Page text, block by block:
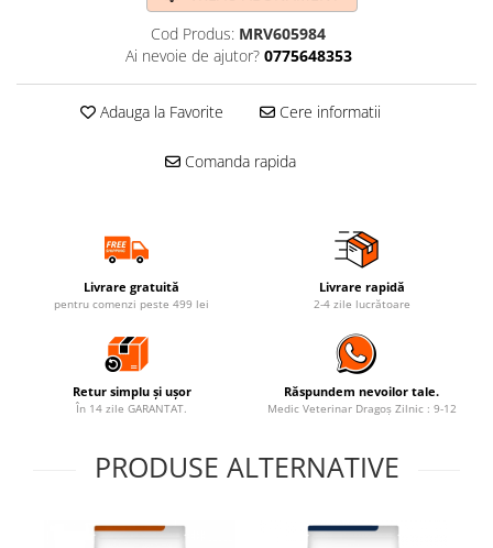
Cod Produs: MRV605984
Ai nevoie de ajutor? 0775648353
Adauga la Favorite Cere informatii
Comanda rapida
Livrare gratuită
pentru comenzi peste 499 lei
Livrare rapidă
2-4 zile lucrătoare
Retur simplu și ușor
În 14 zile GARANTAT.
Răspundem nevoilor tale.
Medic Veterinar Dragoș Zilnic : 9-12
PRODUSE ALTERNATIVE